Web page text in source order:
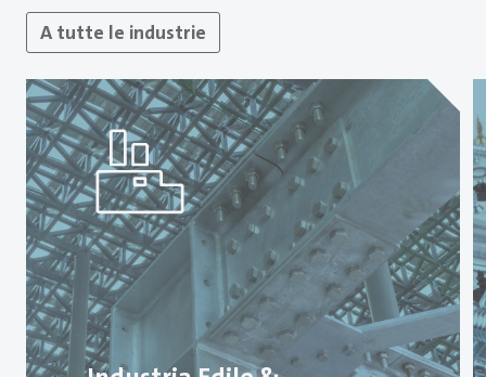
A tutte le industrie